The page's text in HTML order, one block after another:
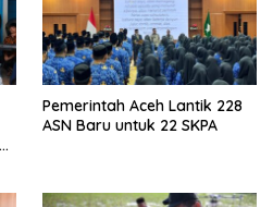
Pemerintah Aceh Lantik 228
ASN Baru untuk 22 SKPA